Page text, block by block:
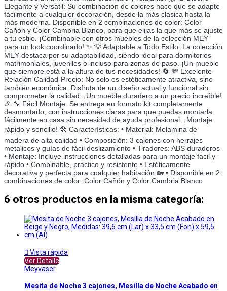
Elegante y Versátil: Su combinación de colores hace que se adapte
fácilmente a cualquier decoración, desde la más clásica hasta la
más moderna. Disponible en 2 combinaciones de color: Color
Cañón y Color Cambria Blanco, para que elijas la que más se ajuste
a tu estilo. ¡Combinable con otros muebles de la colección MEY
para un look coordinado! ✨ 💡 Adaptable a Todo Estilo: La colección
MEY destaca por su adaptabilidad, siendo ideal para dormitorios
matrimoniales, juveniles o incluso para zonas de paso. ¡Un mueble
que siempre está a la altura de tus necesidades! 🔄 💸 Excelente
Relación Calidad-Precio: No solo es estéticamente atractiva, sino
también económica. Disfruta de un diseño actual y funcional sin
comprometer la calidad. ¡Un mueble duradero a un precio increíble!
🎉 🔧 Fácil Montaje: Se entrega en formato kit completamente
desmontado, con instrucciones claras para que puedas montarla
fácilmente en casa sin necesidad de ayuda profesional. ¡Montaje
rápido y sencillo! 🛠️ Características: • Material: Melamina de
madera de alta calidad • Composición: 3 cajones con herrajes
metálicos y guías de fácil deslizamiento • Tiradores: ABS duraderos
• Montaje: Incluye instrucciones detalladas para un montaje fácil y
rápido • Combinable, práctico y resistente • Estéticamente
decorativa y perfecta para cualquier habitación 🏡 • Disponible en 2
combinaciones de color: Color Cañón y Color Cambria Blanco
6 otros productos en la misma categoría:
 Vista rápida
Ver Detalle
Meyvaser
Mesita de Noche 3 cajones, Mesilla de Noche Acabado en